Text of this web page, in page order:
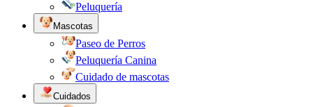
Peluquería
Mascotas
Paseo de Perros
Peluquería Canina
Cuidado de mascotas
Cuidados